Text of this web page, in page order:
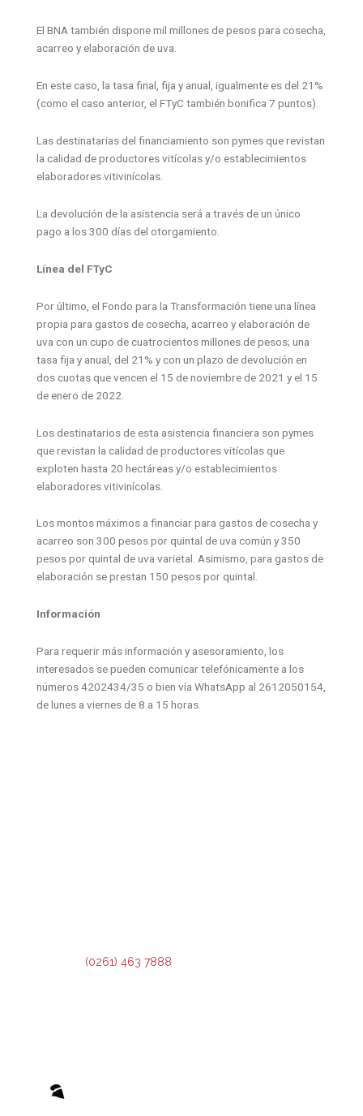
El BNA también dispone mil millones de pesos para cosecha,
acarreo y elaboración de uva.
En este caso, la tasa final, fija y anual, igualmente es del 21%
(como el caso anterior, el FTyC también bonifica 7 puntos).
Las destinatarias del financiamiento son pymes que revistan
la calidad de productores vitícolas y/o establecimientos
elaboradores vitivinícolas.
La devolución de la asistencia será a través de un único
pago a los 300 días del otorgamiento.
Línea del FTyC
Por último, el Fondo para la Transformación tiene una línea
propia para gastos de cosecha, acarreo y elaboración de
uva con un cupo de cuatrocientos millones de pesos; una
tasa fija y anual, del 21% y con un plazo de devolución en
dos cuotas que vencen el 15 de noviembre de 2021 y el 15
de enero de 2022.
Los destinatarios de esta asistencia financiera son pymes
que revistan la calidad de productores vitícolas que
exploten hasta 20 hectáreas y/o establecimientos
elaboradores vitivinícolas.
Los montos máximos a financiar para gastos de cosecha y
acarreo son 300 pesos por quintal de uva común y 350
pesos por quintal de uva varietal. Asimismo, para gastos de
elaboración se prestan 150 pesos por quintal.
Información
Para requerir más información y asesoramiento, los
interesados se pueden comunicar telefónicamente a los
números 4202434/35 o bien vía WhatsApp al 2612050154,
de lunes a viernes de 8 a 15 horas.
(0261) 463 7888